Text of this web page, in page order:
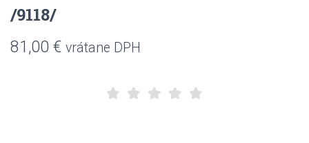
/9118/
81,00 € vrátane DPH